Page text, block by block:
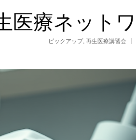
医療ネット
ピックアップ, 再生医療講習会